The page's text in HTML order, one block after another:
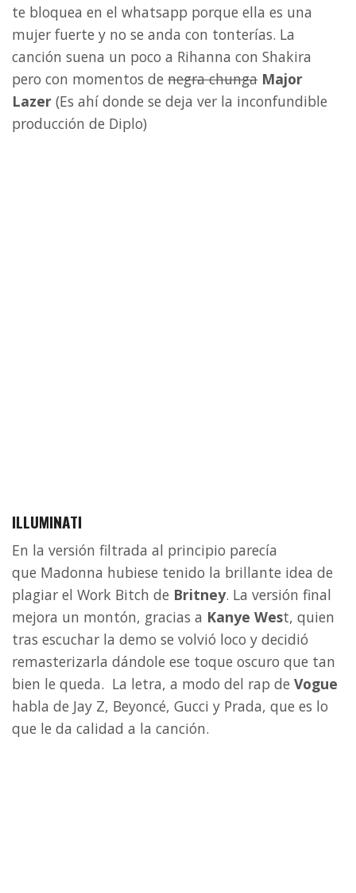
te bloquea en el whatsapp porque ella es una
mujer fuerte y no se anda con tonterías. La
canción suena un poco a Rihanna con Shakira
pero con momentos de negra chunga Major
Lazer (Es ahí donde se deja ver la inconfundible
producción de Diplo)
ILLUMINATI
En la versión filtrada al principio parecía
que Madonna hubiese tenido la brillante idea de
plagiar el Work Bitch de Britney. La versión final
mejora un montón, gracias a Kanye West, quien
tras escuchar la demo se volvió loco y decidió
remasterizarla dándole ese toque oscuro que tan
bien le queda. La letra, a modo del rap de Vogue
habla de Jay Z, Beyoncé, Gucci y Prada, que es lo
que le da calidad a la canción.